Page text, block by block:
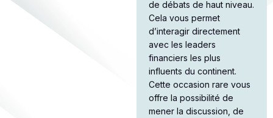
de débats de haut niveau.
Cela vous permet
d’interagir directement
avec les leaders
financiers les plus
influents du continent.
Cette occasion rare vous
offre la possibilité de
mener la discussion, de